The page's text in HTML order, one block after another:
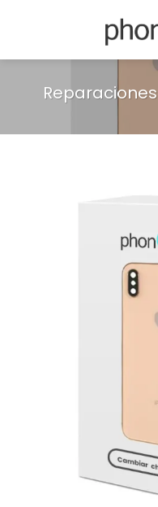
content
Reparaciones